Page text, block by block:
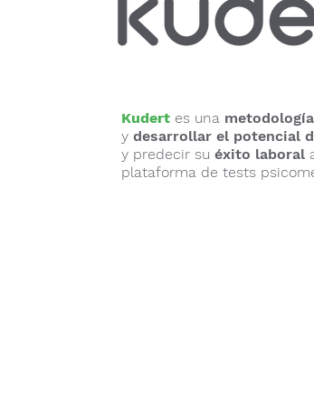
Kudert es una metodología
y desarrollar el potencial
y predecir su éxito laboral
plataforma de tests